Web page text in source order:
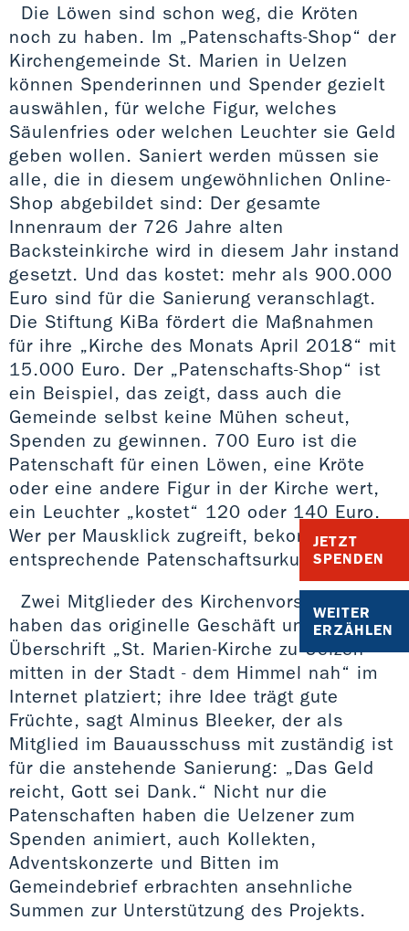
JETZT
SPENDEN
WEITER
ERZÄHLEN
Die Löwen sind schon weg, die Kröten
noch zu haben. Im „Patenschafts-Shop“ der
Kirchengemeinde St. Marien in Uelzen
können Spenderinnen und Spender gezielt
auswählen, für welche Figur, welches
Säulenfries oder welchen Leuchter sie Geld
geben wollen. Saniert werden müssen sie
alle, die in diesem ungewöhnlichen Online-
Shop abgebildet sind: Der gesamte
Innenraum der 726 Jahre alten
Backsteinkirche wird in diesem Jahr instand
gesetzt. Und das kostet: mehr als 900.000
Euro sind für die Sanierung veranschlagt.
Die Stiftung KiBa fördert die Maßnahmen
für ihre „Kirche des Monats April 2018“ mit
15.000 Euro. Der „Patenschafts-Shop“ ist
ein Beispiel, das zeigt, dass auch die
Gemeinde selbst keine Mühen scheut,
Spenden zu gewinnen. 700 Euro ist die
Patenschaft für einen Löwen, eine Kröte
oder eine andere Figur in der Kirche wert,
ein Leuchter „kostet“ 120 oder 140 Euro.
Wer per Mausklick zugreift, bekommt eine
entsprechende Patenschaftsurkunde.
Zwei Mitglieder des Kirchenvorstands
haben das originelle Geschäft unter der
Überschrift „St. Marien-Kirche zu Uelzen -
mitten in der Stadt - dem Himmel nah“ im
Internet platziert; ihre Idee trägt gute
Früchte, sagt Alminus Bleeker, der als
Mitglied im Bauausschuss mit zuständig ist
für die anstehende Sanierung: „Das Geld
reicht, Gott sei Dank.“ Nicht nur die
Patenschaften haben die Uelzener zum
Spenden animiert, auch Kollekten,
Adventskonzerte und Bitten im
Gemeindebrief erbrachten ansehnliche
Summen zur Unterstützung des Projekts.